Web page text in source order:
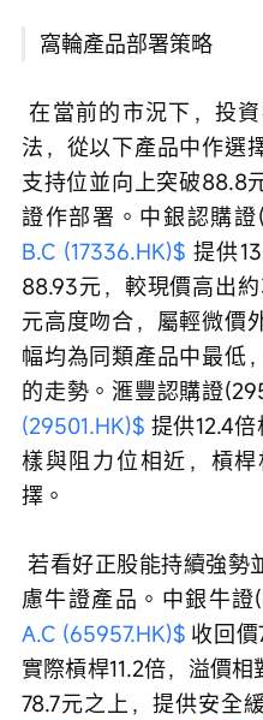
窩輪產品部署策略
在當前的市況下，投資者可因應自己對後市的看
法，從以下產品中作選
支持位並向上突破88.8
證作部署。中銀認購
B.C (17336.HK)$ 提供
88.93元，較現價高出
元高度吻合，屬輕微價
幅均為同類產品中最低
的走勢。滙豐認購證
(29501.HK)$ 提供12.4
樣與阻力位相近，槓
擇。
若看好正股能持續強勢並挑戰92.6元阻力，則可考
慮牛證產品。中銀牛證
A.C (65957.HK)$ 收回價
實際槓桿11.2倍，溢價
78.7元之上，提供安全